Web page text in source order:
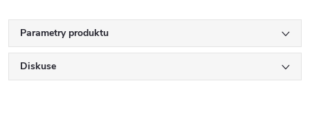
Parametry produktu
Diskuse